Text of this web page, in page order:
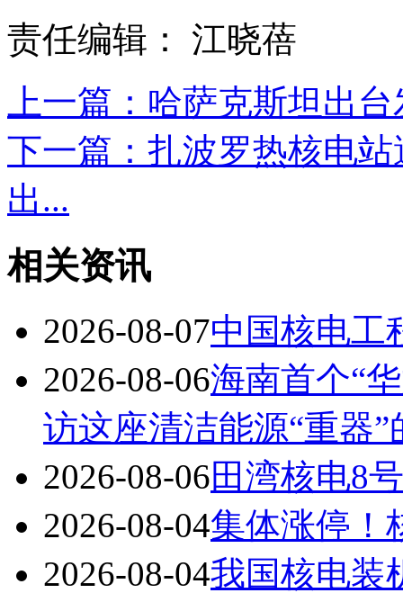
责任编辑： 江晓蓓
上一篇：哈萨克斯坦出
下一篇：扎波罗热核电
出...
相关资讯
2026-08-07中国核电工
2026-08-06海南首个“
访这座清洁能源“重器
2026-08-06田湾核电8
2026-08-04集体涨停！
2026-08-04我国核电装